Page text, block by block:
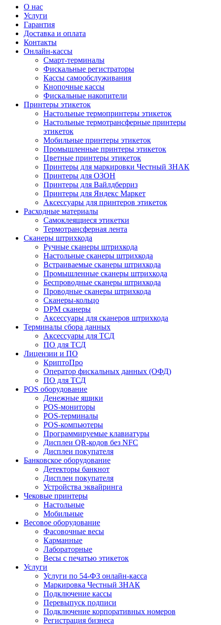
О нас
Услуги
Гарантия
Доставка и оплата
Контакты
Онлайн-кассы
Смарт-терминалы
Фискальные регистраторы
Кассы самообслуживания
Кнопочные кассы
Фискальные накопители
Принтеры этикеток
Настольные термопринтеры этикеток
Настольные термотрансферные принтеры
этикеток
Мобильные принтеры этикеток
Промышленные принтеры этикеток
Цветные принтеры этикеток
Принтеры для маркировки Честный ЗНАК
Принтеры для ОЗОН
Принтеры для Вайлдберриз
Принтеры для Яндекс Маркет
Аксессуары для принтеров этикеток
Расходные материалы
Самоклеящиеся этикетки
Термотрансферная лента
Сканеры штрихкода
Ручные сканеры штрихкода
Настольные сканеры штрихкода
Встраиваемые сканеры штрихкода
Промышленные сканеры штрихкода
Беспроводные сканеры штрихкода
Проводные сканеры штрихкода
Сканеры-кольцо
DPM сканеры
Аксессуары для сканеров штрихкода
Терминалы сбора данных
Аксессуары для ТСД
ПО для ТСД
Лицензии и ПО
КриптоПро
Оператор фискальных данных (ОФД)
ПО для ТСД
POS оборудование
Денежные ящики
POS-мониторы
POS-терминалы
POS-компьютеры
Программируемые клавиатуры
Дисплеи QR-кодов без NFC
Дисплеи покупателя
Банковское оборудование
Детекторы банкнот
Дисплеи покупателя
Устройства эквайринга
Чековые принтеры
Настольные
Мобильные
Весовое оборудование
Фасовочные весы
Карманные
Лабораторные
Весы с печатью этикеток
Услуги
Услуги по 54-ФЗ онлайн-касса
Маркировка Честный ЗНАК
Подключение кассы
Перевыпуск подписи
Подключение корпоративных номеров
Регистрация бизнеса